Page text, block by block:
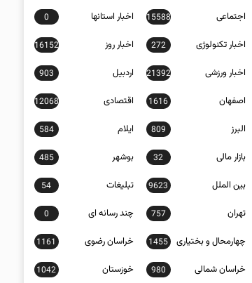
اجتماعی 15588 اخبار استانها 0
اخبار تکنولوژی 272 اخبار روز 16152
اخبار ورزشی 21392 اردبیل 903
اصفهان 1616 اقتصادی 12068
البرز 809 ایلام 584
بازار مالی 32 بوشهر 485
بین الملل 9623 تبلیغات 54
تهران 757 چند رسانه ای 0
چهارمحال و بختیاری 1455 خراسان رضوی 1161
خراسان شمالی 980 خوزستان 1042